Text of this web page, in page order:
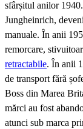
sfârșitul anilor
Jungheinrich,
manuale. În anii
remorcare,
retractabile. În anii
de transport fără
Boss din Marea
mărci au fost
atunci sub marca